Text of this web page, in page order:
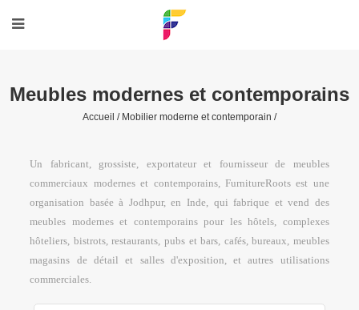
Meubles modernes et contemporains
Accueil / Mobilier moderne et contemporain /
Un fabricant, grossiste, exportateur et fournisseur de meubles
commerciaux modernes et contemporains, FurnitureRoots est une
organisation basée à Jodhpur, en Inde, qui fabrique et vend des
meubles modernes et contemporains pour les hôtels, complexes
hôteliers, bistrots, restaurants, pubs et bars, cafés, bureaux, meubles
magasins de détail et salles d'exposition, et autres utilisations
commerciales.